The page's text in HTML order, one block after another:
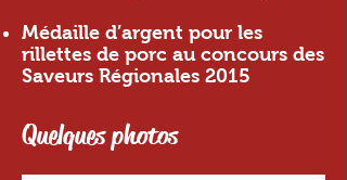
Médaille d’argent pour les
rillettes de porc au concours des
Saveurs Régionales 2015
Quelques photos